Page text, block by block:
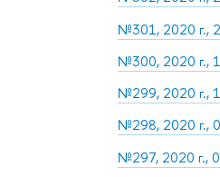
№301, 2020 г.,
№300, 2020 г.,
№299, 2020 г.,
№298, 2020 г.,
№297, 2020 г.,